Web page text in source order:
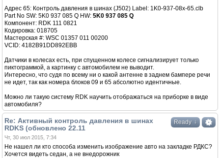
Адрес 65: Контроль давления в шинах (J502) Label: 1K0-937-08x-65.clb
Part No SW: 5K0 937 085 Q HW: 5K0 937 085 Q
Компонент: RDK 111 0821
Кодировка: 018705
Мастерская #: WSC 01357 011 00200
VCID: 4182B91DD892EBB
Датчики в колесах есть, при спущенном колесе сигнализирует только
пиктограммой, а картинку с автомобилем не выводит.
Интересно, что судя по всему ни о какой антенне в заднем бампере речи
не идет, так как номера блоков 09 и 65 абсолютно идентичные.
Можно ли такую систему RDK научить отображаться на приборке в виде
автомобиля?
Ready ↓
Re: Активный контроль давления в шинах
RDKS (обновлено 22.11
Чт, 30 июл 2015, 7:34
Не нашел ли кто способа изменить изображение авто на закладке РДКС?
Хочется видеть седан, а не внедорожник